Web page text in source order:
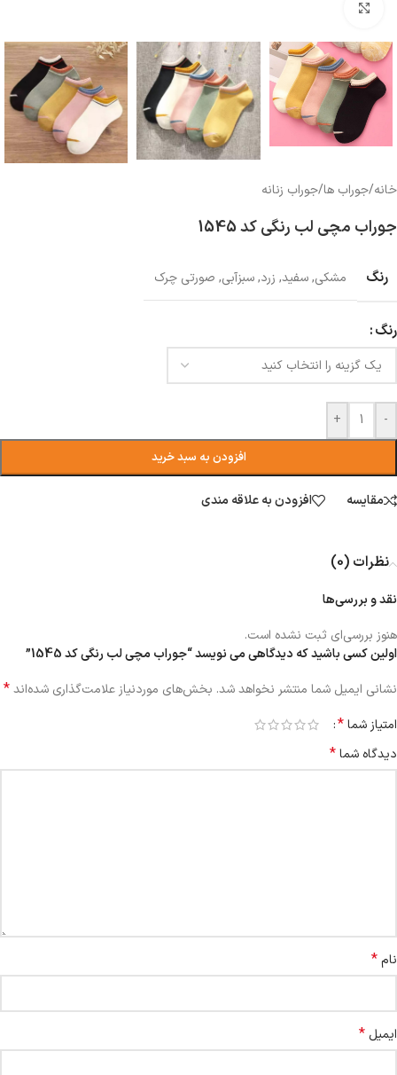
خانه/جوراب ها/جوراب زنانه
جوراب مچی لب رنگی کد 1545
رنگ مشکی,سفید, زرد,سبزآبی, صورتی چرک
رنگ
-
+
افزودن به سبد خرید
مقایسه افزودن به علاقه مندی
نظرات (0)
نقد و بررسی‌ها
هنوز بررسی‌ای ثبت نشده است.
اولین کسی باشید که دیدگاهی می نویسد “جوراب مچی لب رنگی کد 1545”
نشانی ایمیل شما منتشر نخواهد شد. بخش‌های موردنیاز علامت‌گذاری شده‌اند*
امتیاز شما*
دیدگاه شما*
نام*
ایمیل *